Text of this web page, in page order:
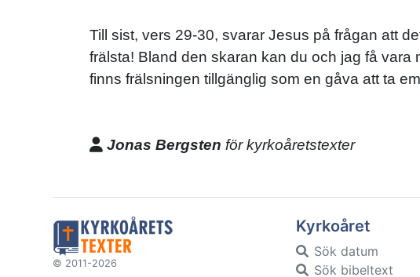
Till sist, vers 29-30, svarar Jesus på frågan att
frälsta! Bland den skaran kan du och jag få
finns frälsningen tillgänglig som en gåva att ta
Jonas Bergsten för kyrkoåretstexter
© 2011-2026
Kyrkoåret
Sök datum
Sök bibeltext